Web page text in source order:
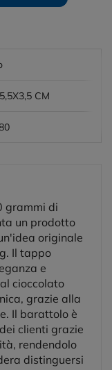
CM
grammi di
un prodotto
originale
Il tappo
e
cioccolato
grazie alla
Il barattolo è
clienti grazie
rendendolo
distinguersi